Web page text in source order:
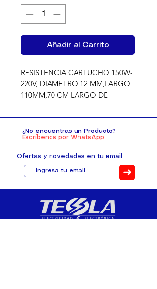
Añadir al Carrito
RESISTENCIA CARTUCHO 150W-
220V, DIAMETRO 12 MM,LARGO
110MM,70 CM LARGO DE
D
¿No encuentras un Producto?
Escríbenos por WhatsApp
Ofertas y novedades en tu email
➜